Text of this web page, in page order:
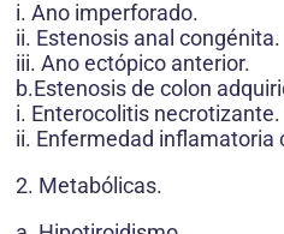
i. Ano imperforado.
ii. Estenosis anal congénita.
iii. Ano ectópico anterior.
b.Estenosis de colon
i. Enterocolitis necrotizante.
ii. Enfermedad inflamatoria
2. Metabólicas.